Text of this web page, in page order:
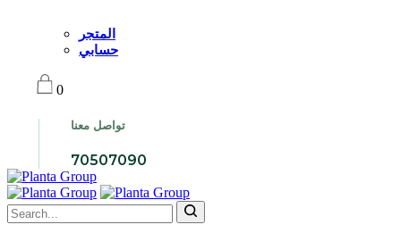
المتجر
حسابي
0
تواصل معنا
70507090